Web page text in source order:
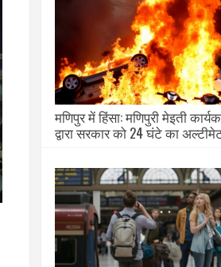
मणिपुर में हिंसा: मणिपुरी मेइती
द्वारा सरकार को 24 घंटे का